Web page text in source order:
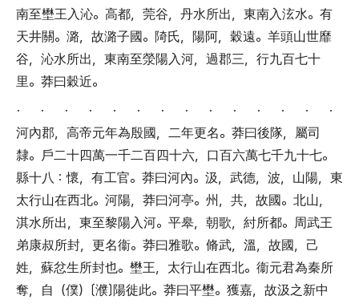
南至壄王入沁。 高都， 莞谷， 丹水所出， 東南入泫水。 有
天井關。 潞， 故潞子國。 陭氏， 陽阿， 穀遠。 羊頭山世靡
谷， 沁水所出， 東南至滎陽入河， 過郡三， 行九百七十
里。 莽曰穀近。
． ． ． ． ． ． ． ． ． ． ． ． ． ．
河內郡， 高帝元年為殷國， 二年更名。 莽曰後隊， 屬司
隸。 戶二十四萬一千二百四十六， 口百六萬七千九十七。
縣十八 ：懷， 有工官。 莽曰河內。 汲， 武德， 波， 山陽， 東
太行山在西北。 河陽， 莽曰河亭。 州 ， 共， 故國。 北山，
淇水所出， 東至黎陽入河。 平皋， 朝歌， 紂所都。 周武王
弟康叔所封， 更名衞。 莽曰雅歌。 脩武， 溫， 故國， 己
姓， 蘇忿生所封也。 壄王， 太行山在西北。 衞元君為秦所
奪， 自 （僕）〔濮〕陽徙此。 莽曰平壄。 獲嘉， 故汲之新中